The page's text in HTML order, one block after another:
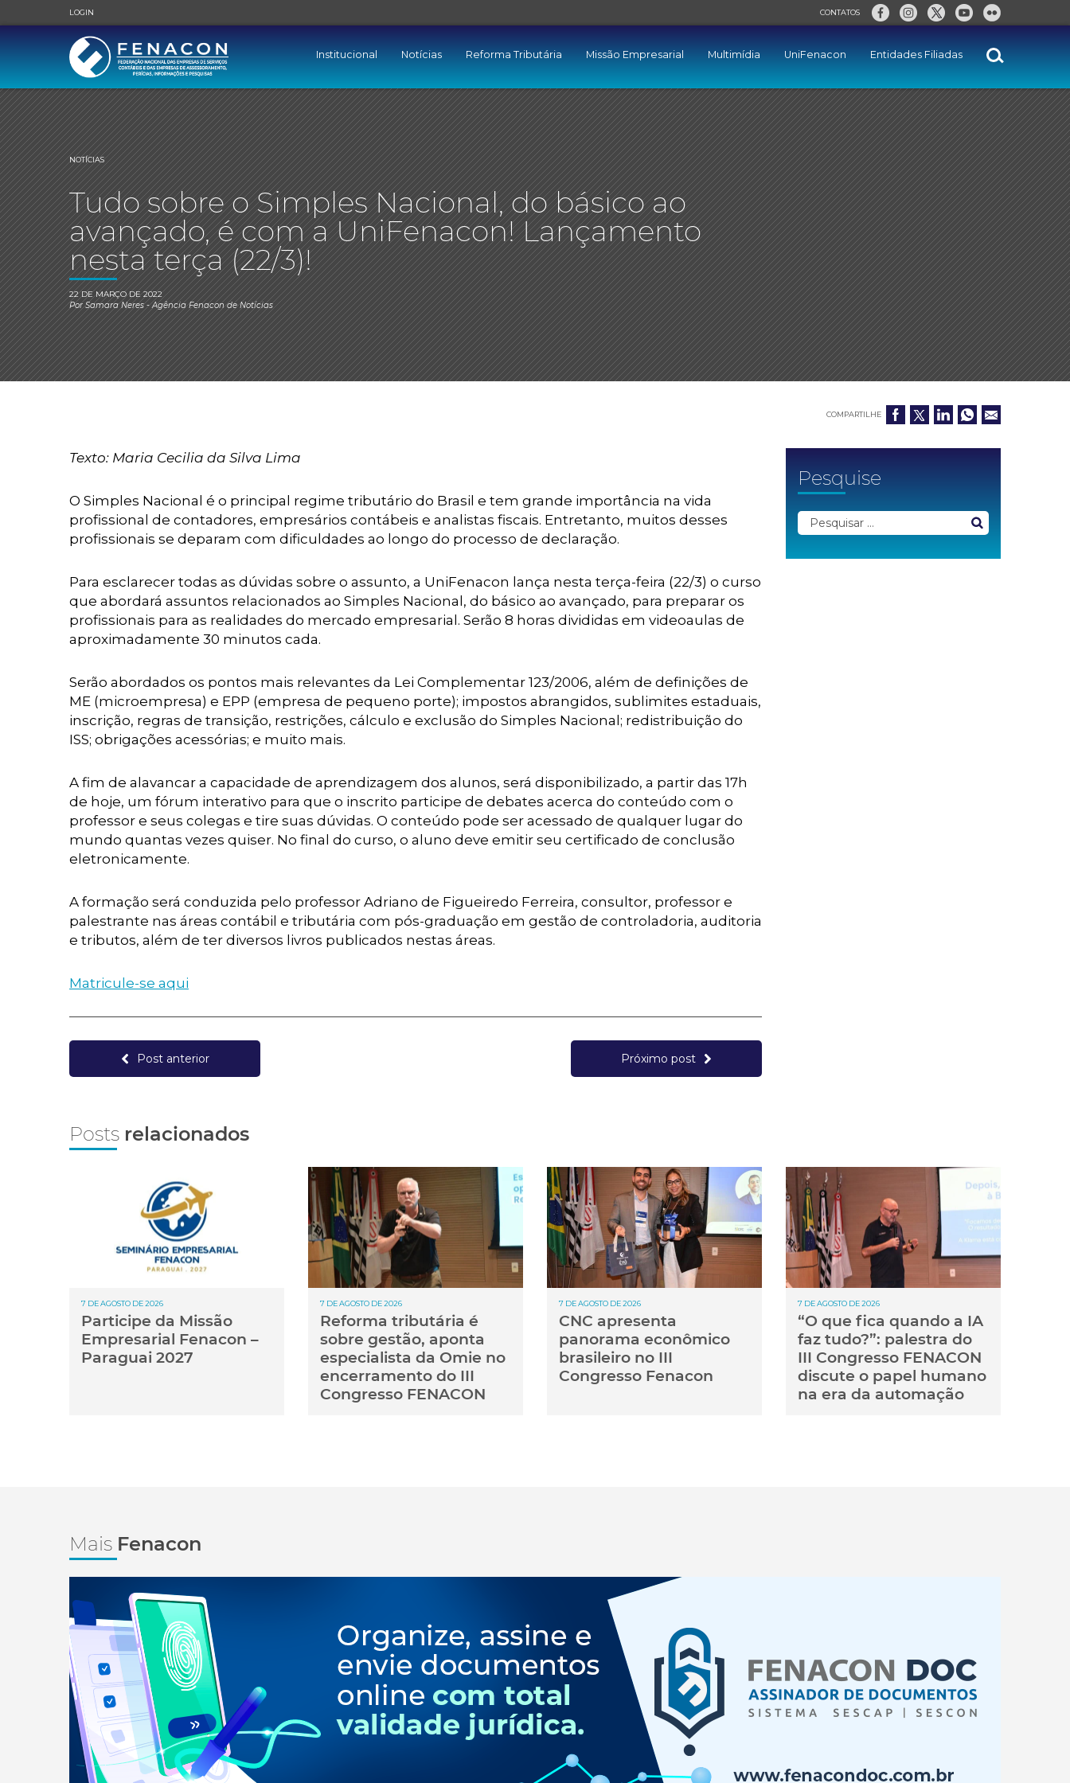
LOGIN CONTATOS
Institucional Notícias Reforma Tributária Missão Empresarial Multimídia UniFenacon Entidades Filiadas
NOTÍCIAS
Tudo sobre o Simples Nacional, do básico ao
avançado, é com a UniFenacon! Lançamento
nesta terça (22/3)!
22 DE MARÇO DE 2022
PorSamara Neres- Agência Fenacon de Notícias
COMPARTILHE
Texto: Maria Cecilia da Silva Lima
O Simples Nacional é o principal regime tributário do Brasil e tem grande importância na vida
profissional de contadores, empresários contábeis e analistas fiscais. Entretanto, muitos desses
profissionais se deparam com dificuldades ao longo do processo de declaração.
Para esclarecer todas as dúvidas sobre o assunto, a UniFenacon lança nesta terça-feira (22/3) o curso
que abordará assuntos relacionados ao Simples Nacional, do básico ao avançado, para preparar os
profissionais para as realidades do mercado empresarial. Serão 8 horas divididas em videoaulas de
aproximadamente 30 minutos cada.
Serão abordados os pontos mais relevantes da Lei Complementar 123/2006, além de definições de
ME (microempresa) e EPP (empresa de pequeno porte); impostos abrangidos, sublimites estaduais,
inscrição, regras de transição, restrições, cálculo e exclusão do Simples Nacional; redistribuição do
ISS; obrigações acessórias; e muito mais.
A fim de alavancar a capacidade de aprendizagem dos alunos, será disponibilizado, a partir das 17h
de hoje, um fórum interativo para que o inscrito participe de debates acerca do conteúdo com o
professor e seus colegas e tire suas dúvidas. O conteúdo pode ser acessado de qualquer lugar do
mundo quantas vezes quiser. No final do curso, o aluno deve emitir seu certificado de conclusão
eletronicamente.
A formação será conduzida pelo professor Adriano de Figueiredo Ferreira, consultor, professor e
palestrante nas áreas contábil e tributária com pós-graduação em gestão de controladoria, auditoria
e tributos, além de ter diversos livros publicados nestas áreas.
Matricule-se aqui
Post anterior Próximo post
Pesquise
Posts relacionados
7 DE AGOSTO DE 2026
Participe da Missão
Empresarial Fenacon –
Paraguai 2027
7 DE AGOSTO DE 2026
Reforma tributária é
sobre gestão, aponta
especialista da Omie no
encerramento do III
Congresso FENACON
7 DE AGOSTO DE 2026
CNC apresenta
panorama econômico
brasileiro no III
Congresso Fenacon
7 DE AGOSTO DE 2026
“O que fica quando a IA
faz tudo?”: palestra do
III Congresso FENACON
discute o papel humano
na era da automação
Mais Fenacon